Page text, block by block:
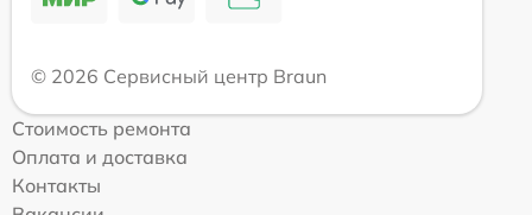
© 2026 Сервисный центр Braun
Стоимость ремонта
Оплата и доставка
Контакты